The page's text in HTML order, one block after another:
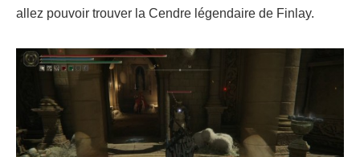
allez pouvoir trouver la Cendre légendaire de Finlay.